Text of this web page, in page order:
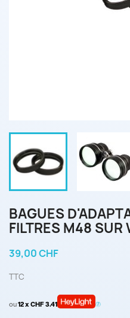
BAGUES
FILTRES M48 SUR
39,00 CHF
TTC
ou12 x CHF 3.41